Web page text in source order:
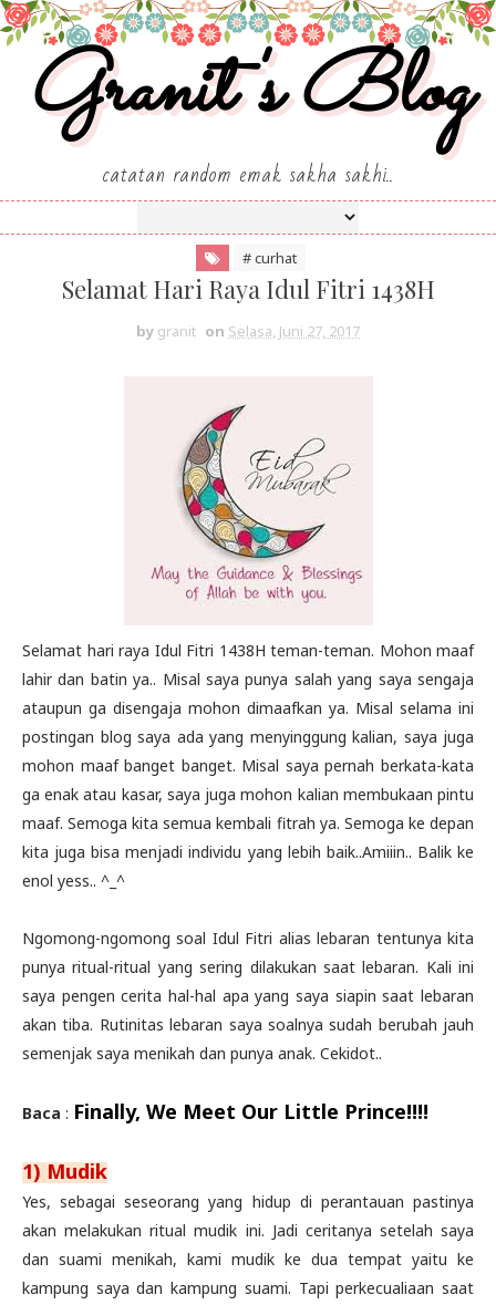
Granit's Blog
catatan random emak sakha sakhi..
# curhat
Selamat Hari Raya Idul Fitri 1438H
by granit on Selasa, Juni 27, 2017
Selamat hari raya Idul Fitri 1438H teman-teman. Mohon maaf
lahir dan batin ya.. Misal saya punya salah yang saya sengaja
ataupun ga disengaja mohon dimaafkan ya. Misal selama ini
postingan blog saya ada yang menyinggung kalian, saya juga
mohon maaf banget banget. Misal saya pernah berkata-kata
ga enak atau kasar, saya juga mohon kalian membukaan pintu
maaf. Semoga kita semua kembali fitrah ya. Semoga ke depan
kita juga bisa menjadi individu yang lebih baik..Amiiin.. Balik ke
enol yess.. ^_^
Ngomong-ngomong soal Idul Fitri alias lebaran tentunya kita
punya ritual-ritual yang sering dilakukan saat lebaran. Kali ini
saya pengen cerita hal-hal apa yang saya siapin saat lebaran
akan tiba. Rutinitas lebaran saya soalnya sudah berubah jauh
semenjak saya menikah dan punya anak. Cekidot..
Baca : Finally, We Meet Our Little Prince!!!!
1) Mudik
Yes, sebagai seseorang yang hidup di perantauan pastinya
akan melakukan ritual mudik ini. Jadi ceritanya setelah saya
dan suami menikah, kami mudik ke dua tempat yaitu ke
kampung saya dan kampung suami. Tapi perkecualiaan saat